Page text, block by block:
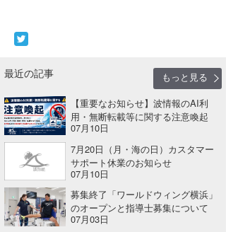
最近の記事
もっと見る
【重要なお知らせ】波情報のAI利
用・無断転載等に関する注意喚起
07月10日
7月20日（月・海の日）カスタマー
サポート休業のお知らせ
07月10日
募集終了「ワールドウィング横浜」
のオープンと指導士募集について
07月03日
Romisea